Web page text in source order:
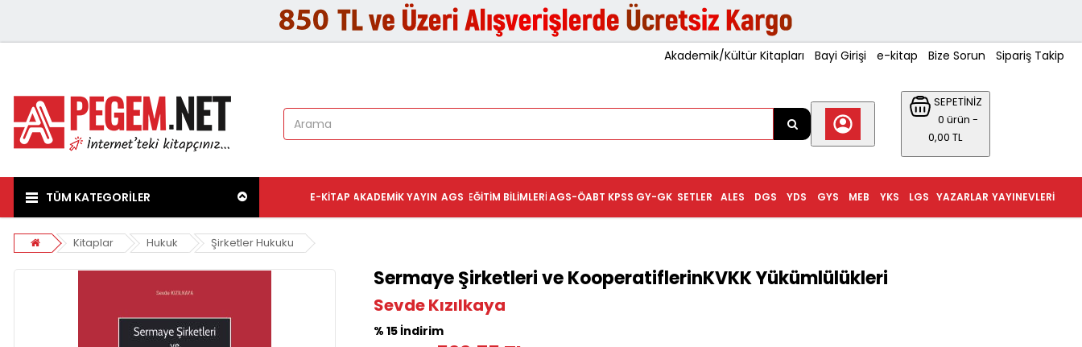
Akademik/Kültür Kitapları Bayi Girişi e-kitap Bize Sorun Sipariş Takip
SEPETİNİZ
0 ürün -
0,00 TL
TÜM KATEGORİLER YAYINEVLERI
YAZARLAR
LGS
YKS
MEB
GYS
YDS
DGS
ALES
SETLER
KPSS GY-GK
AGS-ÖABT
EĞITIM BILIMLERI
AGS
AKADEMIK YAYIN
E-KITAP
Kitaplar Hukuk Şirketler Hukuku
Sermaye Şirketleri ve KooperatiflerinKVKK Yükümlülükleri
Sevde Kızılkaya
% 15 İndirim